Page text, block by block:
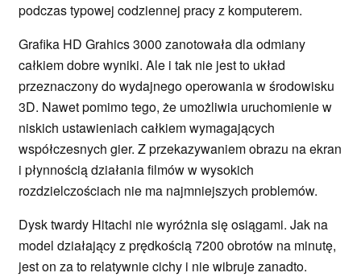
podczas typowej codziennej pracy z komputerem.
Grafika HD Grahics 3000 zanotowała dla odmiany
całkiem dobre wyniki. Ale i tak nie jest to układ
przeznaczony do wydajnego operowania w środowisku
3D. Nawet pomimo tego, że umożliwia uruchomienie w
niskich ustawieniach całkiem wymagających
współczesnych gier. Z przekazywaniem obrazu na ekran
i płynnością działania filmów w wysokich
rozdzielczościach nie ma najmniejszych problemów.
Dysk twardy Hitachi nie wyróżnia się osiągami. Jak na
model działający z prędkością 7200 obrotów na minutę,
jest on za to relatywnie cichy i nie wibruje zanadto.